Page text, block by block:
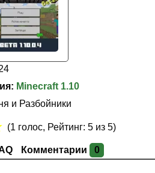
Minecraft 1.10
и Разбойники
Комментарии 0
(1 голос, Рейтинг:5 из 5)